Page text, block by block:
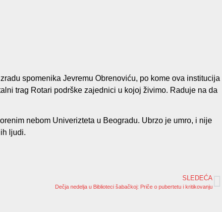
spomenika Jevremu Obrenoviću, po kome ova institucija
trag Rotari podrške zajednici u kojoj živimo. Raduje na da
nebom Univerizteta u Beogradu. Ubrzo je umro, i nije
ljudi.
SLEDEĆA
Dečja nedelja u Biblioteci šabačkoj: Priče o pubertetu i kritikovanju